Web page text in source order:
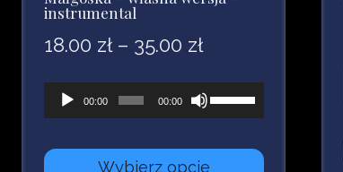
instrumental
18.00 zł – 35.00 złZakres
cen:
od
18.00 zł
Odtwarzacz
plików
dźwiękowych
00:00 00:00
Używaj
strzałek
do
Wybierz opcje